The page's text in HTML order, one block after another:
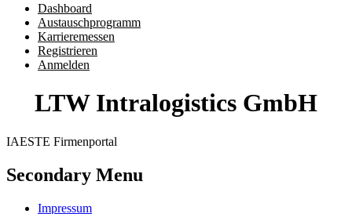
Dashboard
Austauschprogramm
Karrieremessen
Registrieren
Anmelden
LTW Intralogistics GmbH
IAESTE Firmenportal
Secondary Menu
Impressum